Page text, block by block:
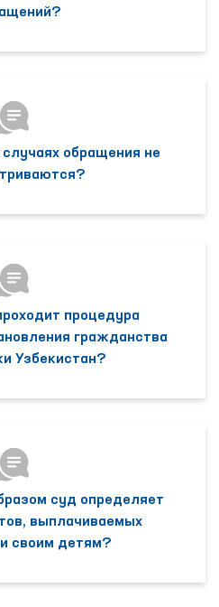
обращения не
процедура
гражданства
Узбекистан?
суд определяет
выплачиваемых
своим детям?